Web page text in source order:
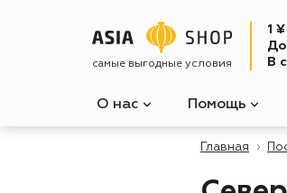
самые выгодные условия
1
В
О нас Помощь
Главная